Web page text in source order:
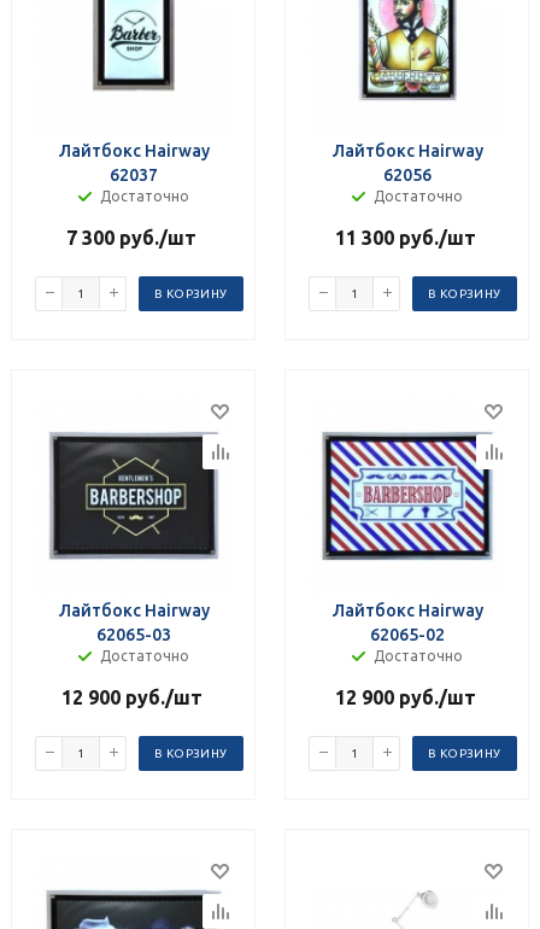
Лайтбокс Hairway
62037
Достаточно
7 300 руб./шт
В КОРЗИНУ
Лайтбокс Hairway
62056
Достаточно
11 300руб./шт
В КОРЗИНУ
Лайтбокс Hairway
62065-03
Достаточно
12 900руб./шт
В КОРЗИНУ
Лайтбокс Hairway
62065-02
Достаточно
12 900руб./шт
В КОРЗИНУ